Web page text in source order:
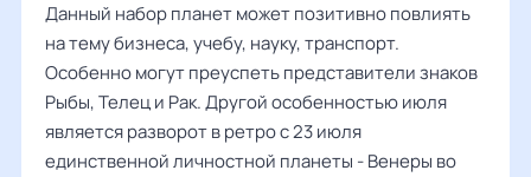
Данный набор планет может позитивно повлиять
на тему бизнеса, учебу, науку, транспорт.
Особенно могут преуспеть представители знаков
Рыбы, Телец и Рак. Другой особенностью июля
является разворот в ретро с 23 июля
единственной личностной планеты - Венеры во